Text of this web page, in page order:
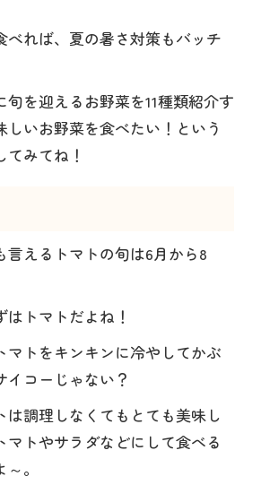
べれば、夏の暑さ対策もバッチ
旬を迎えるお野菜を11種類紹介す
しいお野菜を食べたい！という
みてね！
言えるトマトの旬は6月から8
トマトだよね！
マトをキンキンに冷やしてかぶ
イコーじゃない？
は調理しなくてもとても美味し
マトやサラダなどにして食べる
。